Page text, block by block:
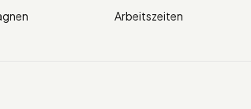
Arbeitszeiten